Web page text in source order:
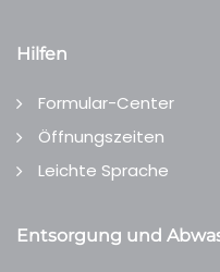
Hilfen
Formular-Center
Öffnungszeiten
Leichte Sprache
Entsorgung und